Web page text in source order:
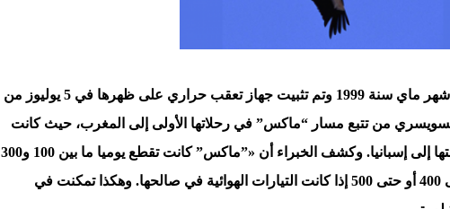
يشار أن اللقلاق “ماكس” رأت النور شهر ماي سنة 1999 وتم تثبيت جهاز تعقب حراري على ظهرها في 5 يوليوز من
من تتبع مسار “ماكس” في رحلاتها الأولى إلى المغرب، حيث كانت
تقضي فترة الشتاء، قبل أن تغير وجهتها إلى إسبانيا. وكشف الخبراء أن «”ماكس” كانت تقطع يوميا ما بين 100 و300
كيلومتر، وهي المسافة التي تصل إلى 400 أو حتى 500 إذا كانت التيارات الهوائية في صالحها. وهكذا تمكنت في